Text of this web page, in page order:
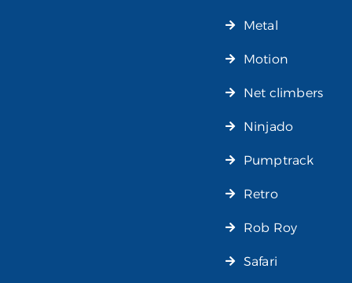
Metal
Motion
Net climbers
Ninjado
Pumptrack
Retro
Rob Roy
Safari